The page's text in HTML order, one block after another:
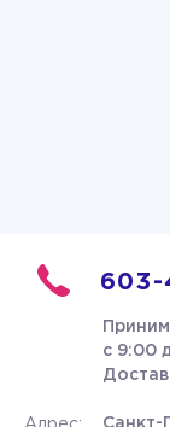
603-
с 9:00
Санкт-